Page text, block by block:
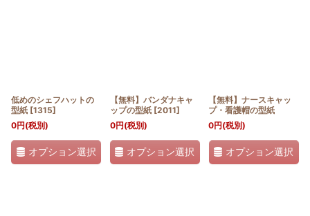
低めのシェフハットの
型紙 [1315]
0円(税別)
オプション選択
【無料】バンダナキャ
ップの型紙 [2011]
0円(税別)
オプション選択
【無料】ナースキャッ
プ・看護帽の型紙
0円(税別)
オプション選択